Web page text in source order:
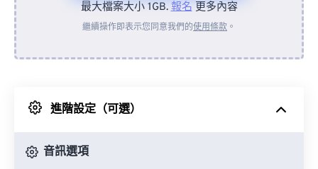
來自裝置
來自 Google 雲端硬碟
最大檔案大小 1GB.報名更多內容
繼續操作即表示您同意我們的使用條款 。
進階設定（可選）
音訊選項